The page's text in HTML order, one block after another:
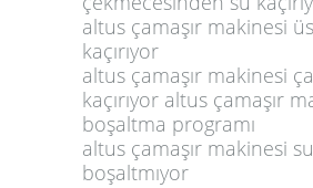
altus çamaşır makinesi
kaçırıyor
altus çamaşır makinesi
kaçırıyor altus çamaşır
boşaltma programı
altus çamaşır makinesi su
boşaltmıyor